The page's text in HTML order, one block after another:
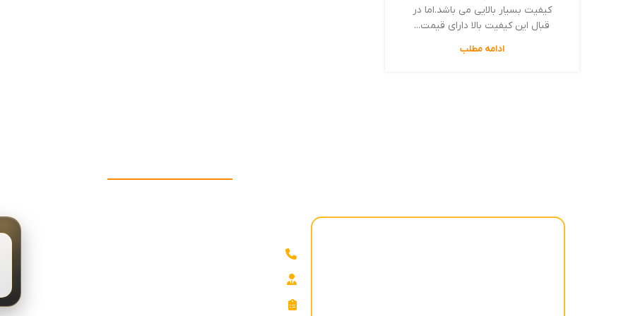
کیفیت بسیار بالایی می باشد.اما در
قبال این کیفیت بالا دارای قیمت...
ادامه مطلب